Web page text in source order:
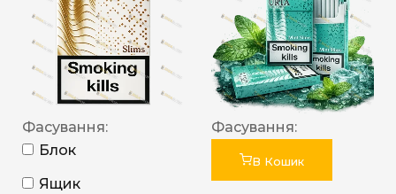
Фасування:
Блок
Ящик
Фасування:
В Кошик